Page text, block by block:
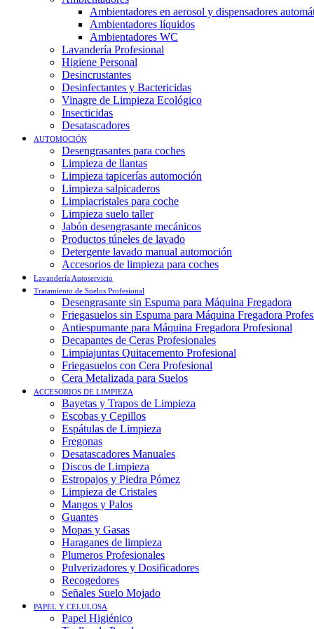
Ambientadores en aerosol y dispensadores
Ambientadores líquidos
Ambientadores WC
Lavandería Profesional
Higiene Personal
Desincrustantes
Desinfectantes y Bactericidas
Vinagre de Limpieza Ecológico
Insecticidas
Desatascadores
AUTOMOCIÓN
Desengrasantes para coches
Limpieza de llantas
Limpieza tapicerías automoción
Limpieza salpicaderos
Limpiacristales para coche
Limpieza suelo taller
Jabón desengrasante mecánicos
Productos túneles de lavado
Detergente lavado manual automoción
Accesorios de limpieza para coches
Lavandería Autoservicio
Tratamiento de Suelos Profesional
Desengrasante sin Espuma para Máquina Fregadora
Friegasuelos sin Espuma para Máquina Fregadora
Antiespumante para Máquina Fregadora Profesional
Decapantes de Ceras Profesionales
Limpiajuntas Quitacemento Profesional
Friegasuelos con Cera Profesional
Cera Metalizada para Suelos
ACCESORIOS DE LIMPIEZA
Bayetas y Trapos de Limpieza
Escobas y Cepillos
Espátulas de Limpieza
Fregonas
Desatascadores Manuales
Discos de Limpieza
Estropajos y Piedra Pómez
Limpieza de Cristales
Mangos y Palos
Guantes
Mopas y Gasas
Haraganes de limpieza
Plumeros Profesionales
Pulverizadores y Dosificadores
Recogedores
Señales Suelo Mojado
PAPEL Y CELULOSA
Papel Higiénico